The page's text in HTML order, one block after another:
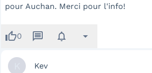
pour Auchan. Merci pour l'info!
thumb_up0 message notifications arrow_drop_down
Kev